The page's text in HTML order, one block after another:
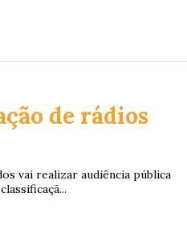
de rádios
vai realizar audiência pública